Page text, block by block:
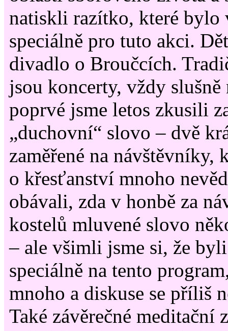
natiskli razítko, které bylo
speciálně pro tuto akci.
divadlo o Broučcích.
jsou koncerty, vždy slušně
poprvé jsme letos zkusili
„duchovní“ slovo – dvě
zaměřené na návštěvníky,
o křesťanství mnoho
obávali, zda v honbě za
kostelů mluvené slovo
– ale všimli jsme si, že
speciálně na tento
mnoho a diskuse se příliš
Také závěrečné meditační